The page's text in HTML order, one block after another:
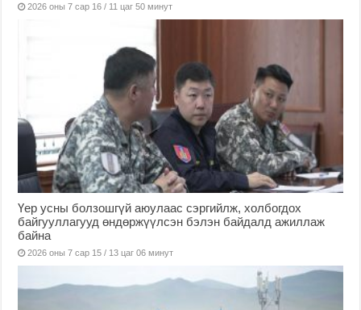
2026 оны 7 сар 16 / 11 цаг 50 минут
Үер усны болзошгүй аюулаас сэргийлж, холбогдох
байгууллагууд өндөржүүлсэн бэлэн байдалд ажиллаж
байна
2026 оны 7 сар 15 / 13 цаг 06 минут